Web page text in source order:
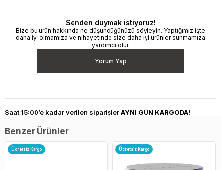
Senden duymak istiyoruz!
Bize bu ürün hakkında ne düşündüğünüzü söyleyin. Yaptığımız işte
daha iyi olmamıza ve nihayetinde size daha iyi ürünler sunmamıza
yardımcı olur.
Yorum Yap
Saat 15:00’e kadar verilen siparişlerAYNI GÜN KARGODA!
Benzer Ürünler
Ücretsiz Kargo Ücretsiz Kargo